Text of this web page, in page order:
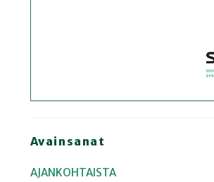
Avainsanat
AJANKOHTAISTA